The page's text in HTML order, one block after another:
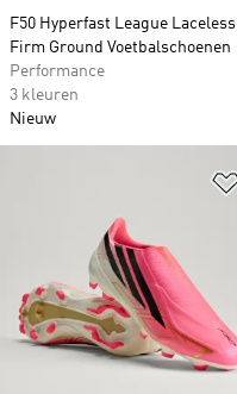
F50 Hyperfast League Laceless
Firm Ground Voetbalschoenen
Performance
3 kleuren
Nieuw